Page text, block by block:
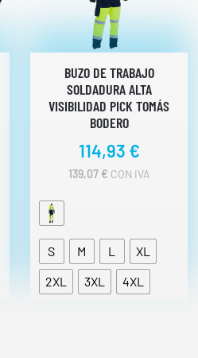
BUZO DE TRABAJO
SOLDADURA ALTA
VISIBILIDAD PICK TOMÁS
BODERO
114,93 €
139,07 € CON IVA
S M L
XL
2XL
3XL 4XL